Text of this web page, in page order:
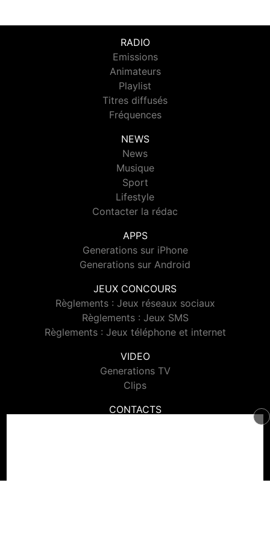
RADIO
Emissions
Animateurs
Playlist
Titres diffusés
Fréquences
NEWS
News
Musique
Sport
Lifestyle
Contacter la rédac
APPS
Generations sur iPhone
Generations sur Android
JEUX CONCOURS
Règlements : Jeux réseaux sociaux
Règlements : Jeux SMS
Règlements : Jeux téléphone et internet
VIDEO
Generations TV
Clips
CONTACTS